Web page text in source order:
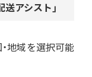
アシスト」
地域を選択可能